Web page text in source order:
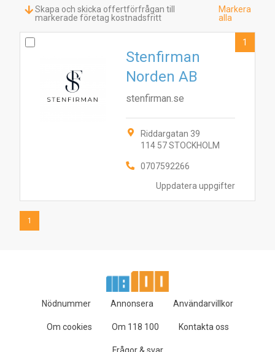
Skapa och skicka offertförfrågan till
markerade företag kostnadsfritt
Markera
alla
Uppdatera uppgifter
Stenfirman
Norden AB
stenfirman.se
Riddargatan 39
114 57 STOCKHOLM
0707592266
1
1
Nödnummer Annonsera Användarvillkor
Om cookies Om 118 100 Kontakta oss